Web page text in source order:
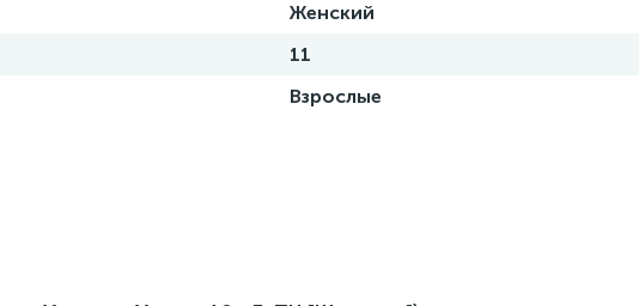
Женский
11
Взрослые